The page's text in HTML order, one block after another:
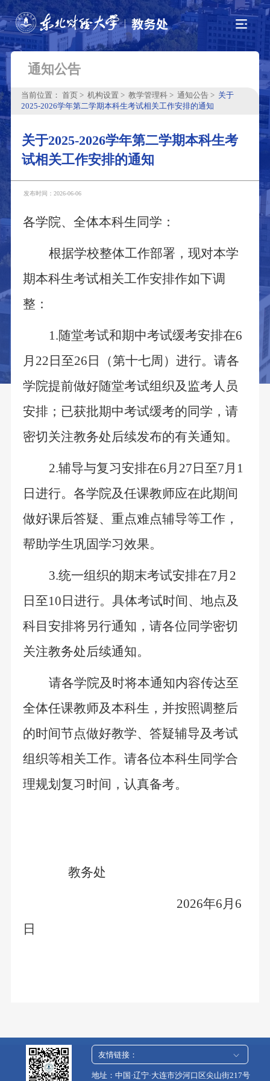
通知公告
当前位置： 首页 机构设置 教学管理科 通知公告
关于
2025-2026学年第二学期本科生考试相关工作安排的通知
关于2025-2026学年第二学期本科生考
试相关工作安排的通知
发布时间：2026-06-06
各学院、全体本科生同学：
根据学校整体工作部署，现对本学
期本科生考试相关工作安排作如下调
整：
1.随堂考试和期中考试缓考安排在6
月22日至26日（第十七周）进行。请各
学院提前做好随堂考试组织及监考人员
安排；已获批期中考试缓考的同学，请
密切关注教务处后续发布的有关通知。
2.辅导与复习安排在6月27日至7月1
日进行。各学院及任课教师应在此期间
做好课后答疑、重点难点辅导等工作，
帮助学生巩固学习效果。
3.统一组织的期末考试安排在7月2
日至10日进行。具体考试时间、地点及
科目安排将另行通知，请各位同学密切
关注教务处后续通知。
请各学院及时将本通知内容传达至
全体任课教师及本科生，并按照调整后
的时间节点做好教学、答疑辅导及考试
组织等相关工作。请各位本科生同学合
理规划复习时间，认真备考。
教务处
2026年6月6
日
友情链接：
地址：中国·辽宁·大连市沙河口区尖山街217号